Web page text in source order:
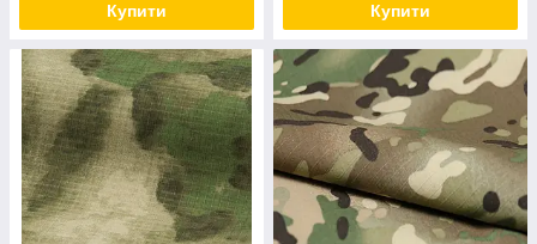
Купити Купити